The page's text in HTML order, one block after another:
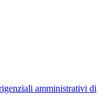
amministrativi di